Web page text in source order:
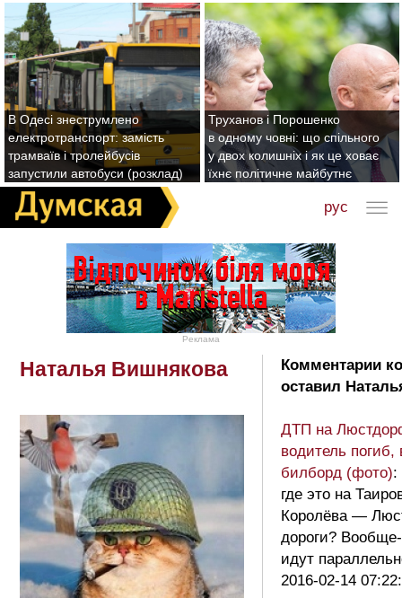
В Одесі знеструмлено
електротранспорт: замість
трамваїв і тролейбусів
запустили автобуси (розклад)
Труханов і Порошенко
в одному човні: що спільного
у двох колишніх і як це ховає
їхнє політичне майбутнє
рус
Реклама
Наталья Вишнякова
Комментарии
оставил
ДТП на
водитель
билборд (фото):
где это на
Королёва —
дороги?
идут
2016-02-14